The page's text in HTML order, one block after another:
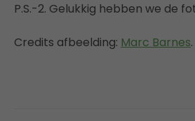
P.S.-2. Gelukkig hebben we de
Credits afbeelding: Marc Barnes.